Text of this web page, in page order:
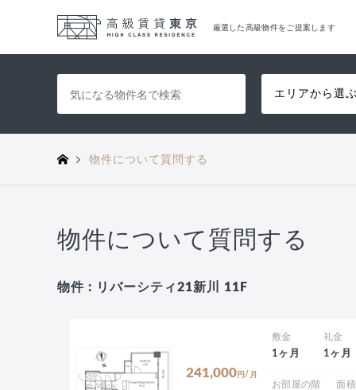
厳選した高級物件をご提案します
エリアから選
物件について質問する
物件について質問する
物件 : リバーシティ21新川 11F
241,000 円/月
敷金
1ヶ月
礼金
1ヶ月
お部屋の階 面積